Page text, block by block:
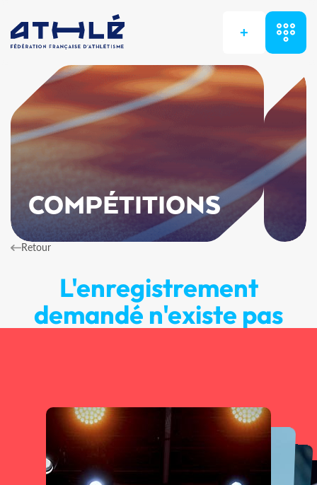
+
COMPÉTITIONS
Retour
L'enregistrement
demandé n'existe pas